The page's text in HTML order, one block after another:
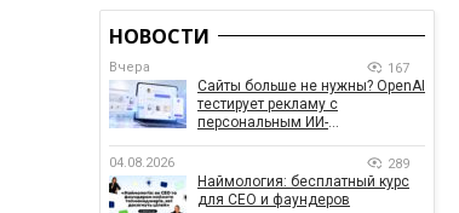
НОВОСТИ
Вчера 167
Сайты больше не нужны? OpenAI
тестирует рекламу с
персональным ИИ-
04.08.2026 289
Наймология: бесплатный курс
для CEO и фаундеров